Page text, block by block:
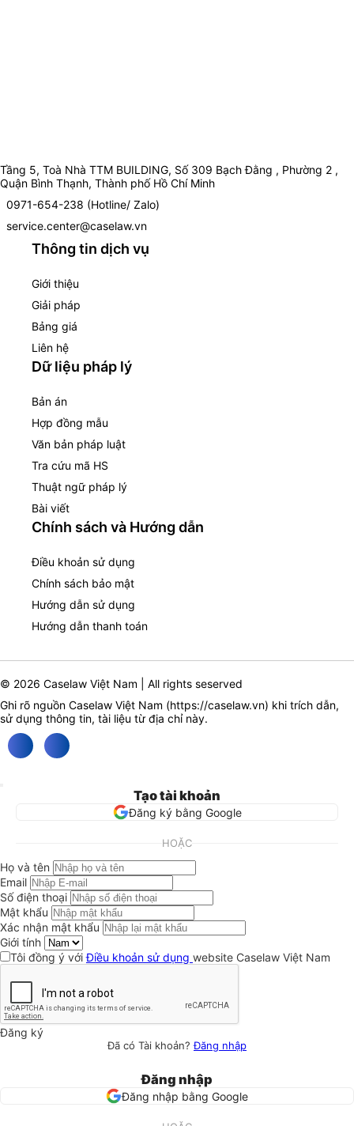
Tầng 5, Toà Nhà TTM BUILDING, Số 309 Bạch Đằng , Phường 2 ,
Quận Bình Thạnh, Thành phố Hồ Chí Minh
0971-654-238 (Hotline/ Zalo)
service.center@caselaw.vn
Thông tin dịch vụ
Giới thiệu
Giải pháp
Bảng giá
Liên hệ
Dữ liệu pháp lý
Bản án
Hợp đồng mẫu
Văn bản pháp luật
Tra cứu mã HS
Thuật ngữ pháp lý
Bài viết
Chính sách và Hướng dẫn
Điều khoản sử dụng
Chính sách bảo mật
Hướng dẫn sử dụng
Hướng dẫn thanh toán
© 2026 Caselaw Việt Nam | All rights seserved
Ghi rõ nguồn Caselaw Việt Nam (https://caselaw.vn) khi trích dẫn,
sử dụng thông tin, tài liệu từ địa chỉ này.
Tạo tài khoản
Đăng ký bằng Google
HOẶC
Họ và tên
Email
Số điện thoại
Mật khẩu
Xác nhận mật khẩu
Giới tính
Tôi đồng ý vớiĐiều khoản sử dụng website Caselaw Việt Nam
Đăng ký
Đã có Tài khoản?Đăng nhập
Đăng nhập
Đăng nhập bằng Google